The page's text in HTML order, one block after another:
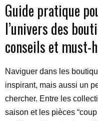
Guide pratique
l’univers des
conseils et must-
Naviguer dans les
inspirant, mais aussi un
chercher. Entre les
saison et les pièces